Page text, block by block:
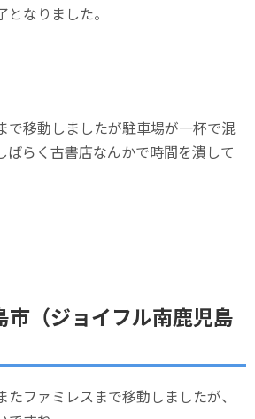
なりました。
で移動しましたが駐車場が一杯で混
ばらく古書店なんかで時間を潰して
市（ジョイフル南鹿児島
たファミレスまで移動しましたが、